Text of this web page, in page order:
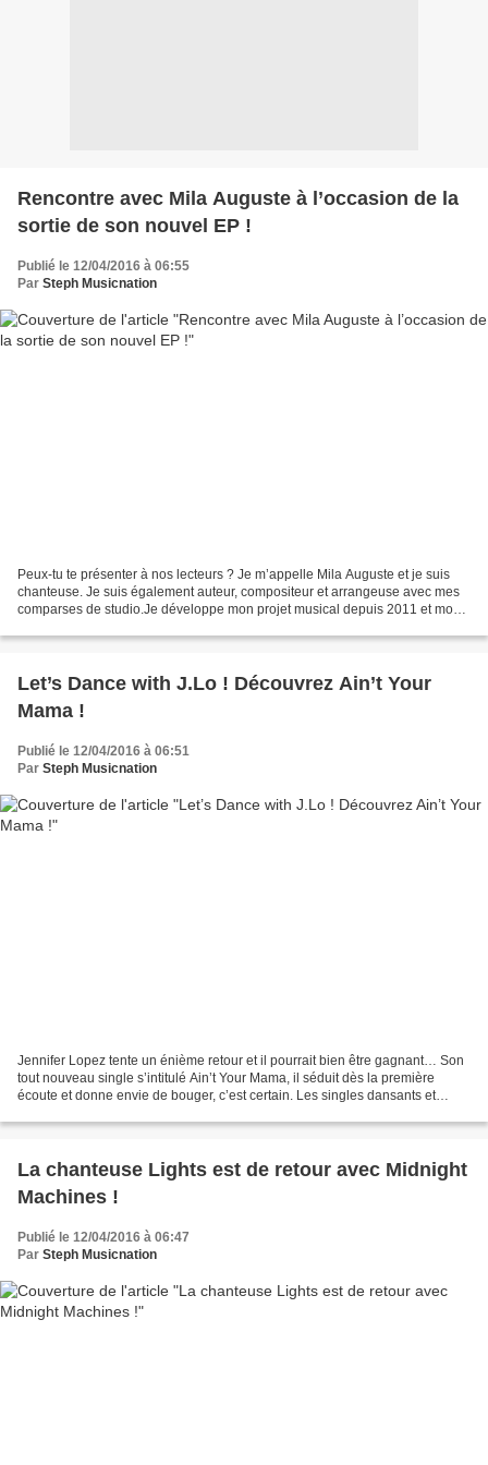
Rencontre avec Mila Auguste à l’occasion de la
sortie de son nouvel EP !
Publié le 12/04/2016 à 06:55
Par Steph Musicnation
Peux-tu te présenter à nos lecteurs ? Je m’appelle Mila Auguste et je suis
chanteuse. Je suis également auteur, compositeur et arrangeuse avec mes
comparses de studio.Je développe mon projet musical depuis 2011 et mon
Let’s Dance with J.Lo ! Découvrez Ain’t Your
Mama !
Publié le 12/04/2016 à 06:51
Par Steph Musicnation
Jennifer Lopez tente un énième retour et il pourrait bien être gagnant… Son
tout nouveau single s’intitulé Ain’t Your Mama, il séduit dès la première
écoute et donne envie de bouger, c’est certain. Les singles dansants et
La chanteuse Lights est de retour avec Midnight
Machines !
Publié le 12/04/2016 à 06:47
Par Steph Musicnation